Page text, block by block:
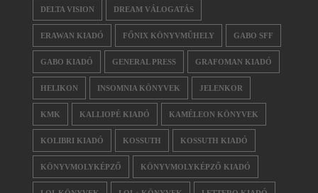
DELTA VISION DREAM VÁLOGATÁS
ERAWAN KIADÓ FŐNIX KÖNYVMŰHELY GABO SFF
GABO KIADÓ GENERAL PRESS GRAFOMAN KIADÓ
HELIKON INSOMNIA KÖNYVEK JELENKOR
KMK KALLIOPÉ KIADÓ KAMÉLEON KÖNYVEK
KOLIBRI KIADÓ KOSSUTH KOSSUTH KIADÓ
KÖNYVMOLYKÉPZŐ KÖNYVMOLYKÉPZŐ KIADÓ